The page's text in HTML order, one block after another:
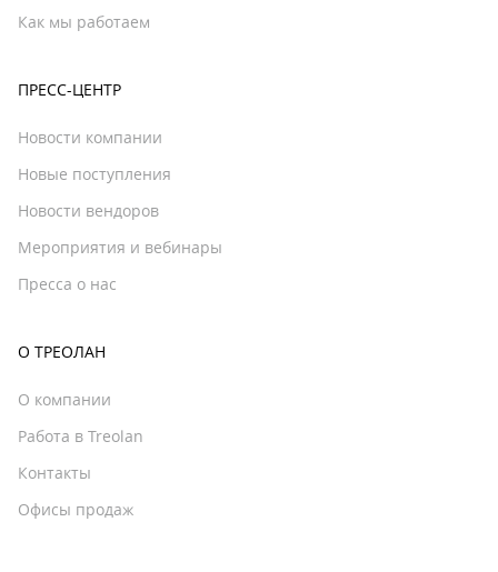
Как мы работаем
ПРЕСС-ЦЕНТР
Новости компании
Новые поступления
Новости вендоров
Мероприятия и вебинары
Пресса о нас
О ТРЕОЛАН
О компании
Работа в Treolan
Контакты
Офисы продаж